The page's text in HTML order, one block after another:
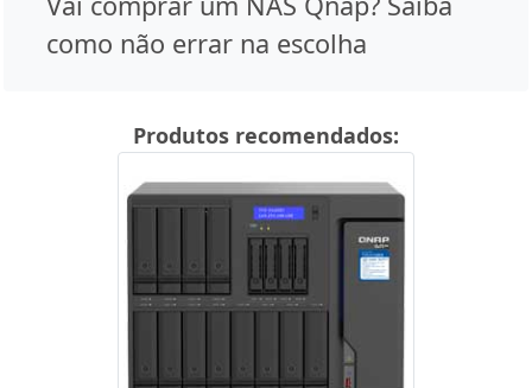
como não errar na escolha
Produtos recomendados: